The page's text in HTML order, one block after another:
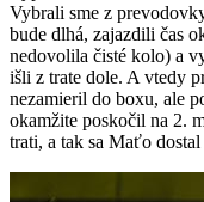
Vybrali sme z
bude dlhá, zajazdili čas
nedovolila čisté kolo) a
išli z trate dole. A vtedy
nezamieril do boxu, ale
okamžite poskočil na 2.
trati, a tak sa Maťo